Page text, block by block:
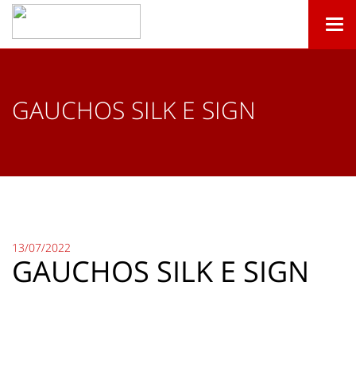
GAUCHOS SILK E SIGN
13/07/2022
GAUCHOS SILK E SIGN